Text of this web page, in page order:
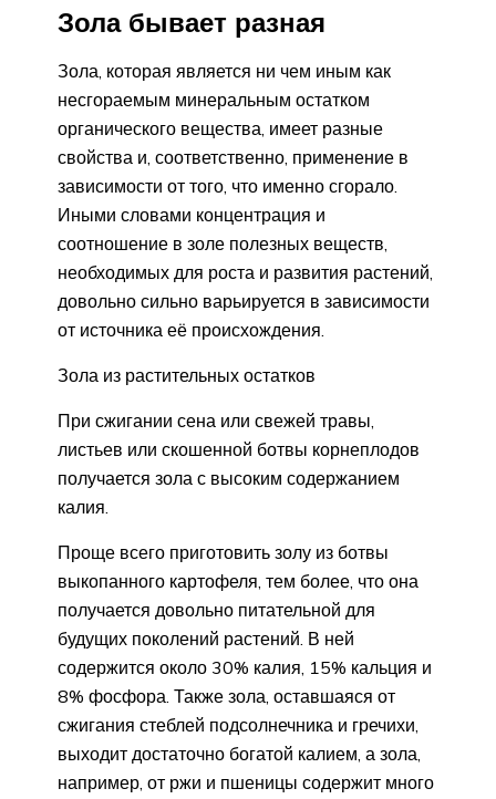
Зола бывает разная
Зола, которая является ни чем иным как
несгораемым минеральным остатком
органического вещества, имеет разные
свойства и, соответственно, применение в
зависимости от того, что именно сгорало.
Иными словами концентрация и
соотношение в золе полезных веществ,
необходимых для роста и развития растений,
довольно сильно варьируется в зависимости
от источника её происхождения.
Зола из растительных остатков
При сжигании сена или свежей травы,
листьев или скошенной ботвы корнеплодов
получается зола с высоким содержанием
калия.
Проще всего приготовить золу из ботвы
выкопанного картофеля, тем более, что она
получается довольно питательной для
будущих поколений растений. В ней
содержится около 30% калия, 15% кальция и
8% фосфора. Также зола, оставшаяся от
сжигания стеблей подсолнечника и гречихи,
выходит достаточно богатой калием, а зола,
например, от ржи и пшеницы содержит много